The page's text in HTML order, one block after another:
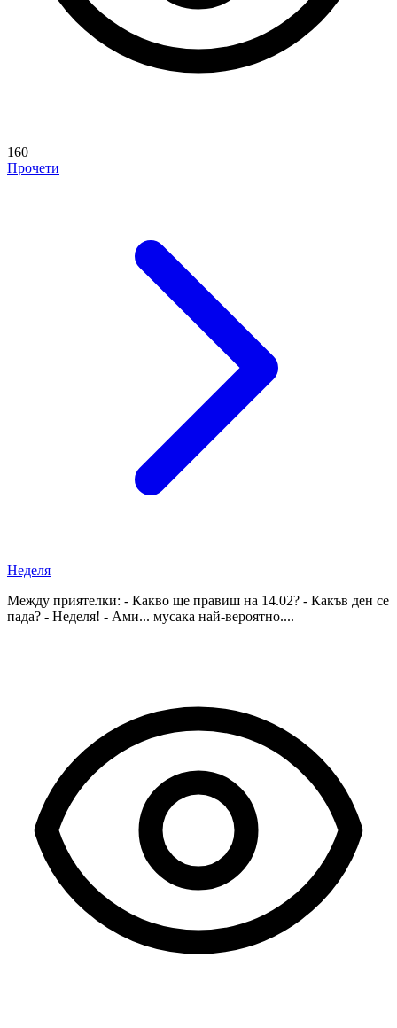
160
Прочети
Неделя
Между приятелки: - Какво ще правиш на 14.02? - Какъв ден се
пада? - Неделя! - Ами... мусака най-вероятно....